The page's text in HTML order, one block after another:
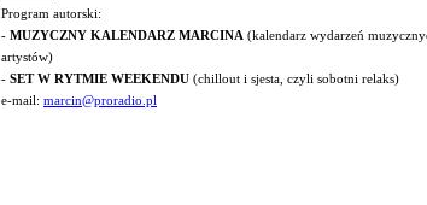
Program autorski:
- MUZYCZNY KALENDARZ MARCINA (kalendarz wydarzeń
artystów)
- SET W RYTMIE WEEKENDU (chillout i sjesta, czyli sobotni relaks)
e-mail: marcin@proradio.pl